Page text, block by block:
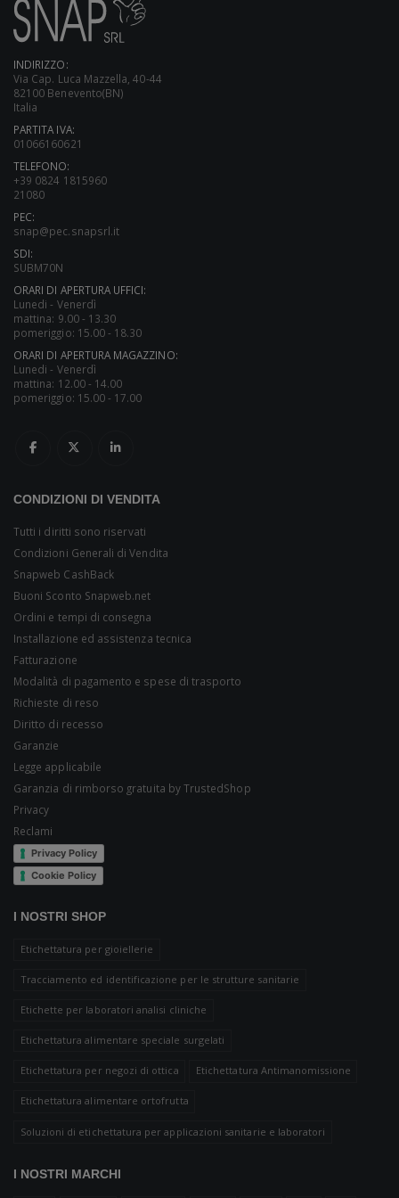
INDIRIZZO:
Via Cap. Luca Mazzella, 40-44
82100 Benevento(BN)
Italia
PARTITA IVA:
01066160621
TELEFONO:
+39 0824 1815960
21080
PEC:
snap@pec.snapsrl.it
SDI:
SUBM70N
ORARI DI APERTURA UFFICI:
Lunedi - Venerdì
mattina: 9.00 - 13.30
pomeriggio: 15.00 - 18.30
ORARI DI APERTURA MAGAZZINO:
Lunedi - Venerdì
mattina: 12.00 - 14.00
pomeriggio: 15.00 - 17.00
CONDIZIONI DI VENDITA
Tutti i diritti sono riservati
Condizioni Generali di Vendita
Snapweb CashBack
Buoni Sconto Snapweb.net
Ordini e tempi di consegna
Installazione ed assistenza tecnica
Fatturazione
Modalità di pagamento e spese di trasporto
Richieste di reso
Diritto di recesso
Garanzie
Legge applicabile
Garanzia di rimborso gratuita by TrustedShop
Privacy
Reclami
Privacy Policy
Cookie Policy
I NOSTRI SHOP
Etichettatura per gioiellerie
Tracciamento ed identificazione per le strutture sanitarie
Etichette per laboratori analisi cliniche
Etichettatura alimentare speciale surgelati
Etichettatura per negozi di ottica Etichettatura Antimanomissione
Etichettatura alimentare ortofrutta
Soluzioni di etichettatura per applicazioni sanitarie e laboratori
I NOSTRI MARCHI